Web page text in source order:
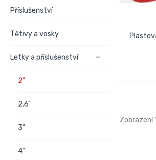
Příslušenství
Tětivy a vosky
Letky a příslušenství 
2"
2,6"
3"
4"
Zobrazení